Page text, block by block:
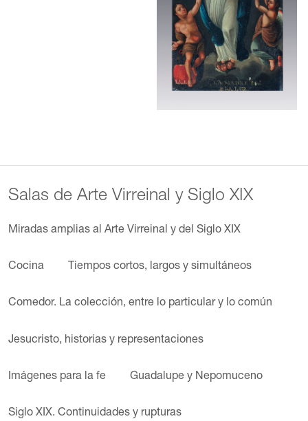
Salas de Arte Virreinal y Siglo XIX
Miradas amplias al Arte Virreinal y del Siglo XIX
Cocina Tiempos cortos, largos y simultáneos
Comedor. La colección, entre lo particular y lo común
Jesucristo, historias y representaciones
Imágenes para la fe Guadalupe y Nepomuceno
Siglo XIX. Continuidades y rupturas